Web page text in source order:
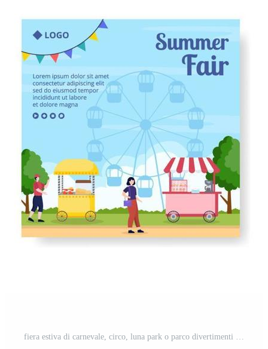
fiera estiva di carnevale, circo, luna park o parco divertimenti post modello illustrazione piatta modificabile di sfondo quadrato per i social media Vettore Pro